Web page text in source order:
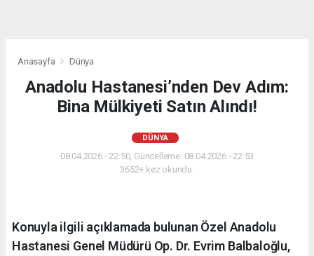
Anasayfa Dünya
Anadolu Hastanesi’nden Dev Adım:
Bina Mülkiyeti Satın Alındı!
DÜNYA
08.04.2026 - 22:50, Güncelleme: 08.04.2026 - 22:53
3652+ kez okundu.
​Konuyla ilgili açıklamada bulunan Özel Anadolu
Hastanesi Genel Müdürü Op. Dr. Evrim Balbaloğlu,